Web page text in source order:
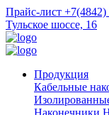
Прайс-лист +7(4842)
Тульское шоссе, 16
Продукция
Кабельные